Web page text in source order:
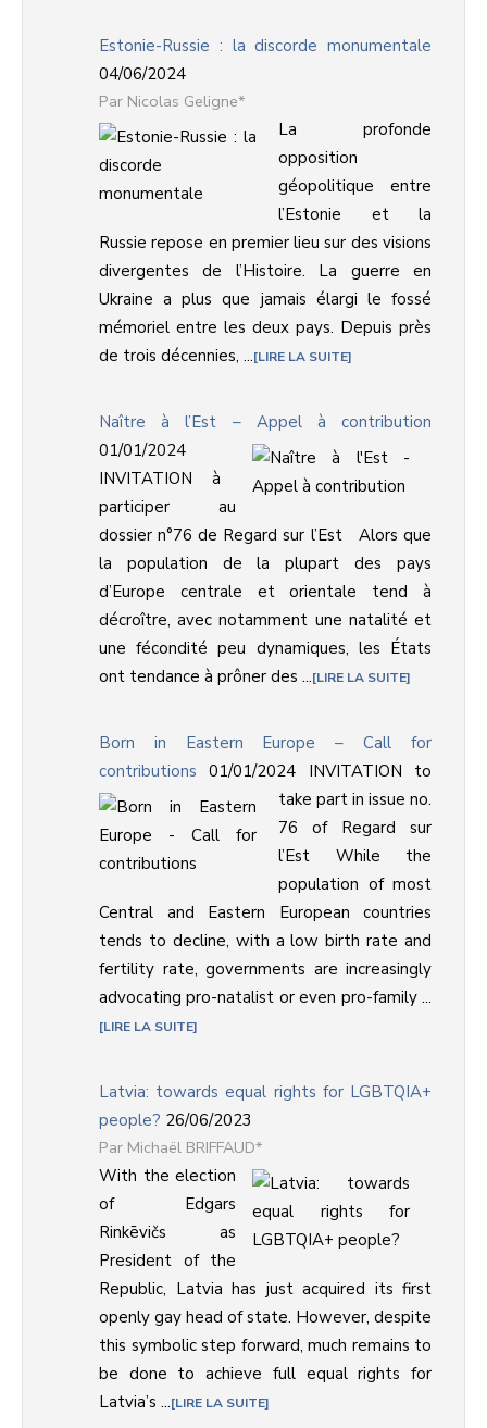
Estonie-Russie : la discorde monumentale
04/06/2024
Nicolas Geligne*
La profonde
opposition
géopolitique entre
l’Estonie et la
Russie repose en premier lieu sur des visions
divergentes de l’Histoire. La guerre en
Ukraine a plus que jamais élargi le fossé
mémoriel entre les deux pays. Depuis près
de trois décennies, ... LIRE LA SUITE
Naître à l’Est – Appel à contribution
01/01/2024
INVITATION à
participer au
dossier n°76 de Regard sur l’Est Alors que
la population de la plupart des pays
d’Europe centrale et orientale tend à
décroître, avec notamment une natalité et
une fécondité peu dynamiques, les États
ont tendance à prôner des ... LIRE LA SUITE
Born in Eastern Europe – Call for
contributions 01/01/2024 INVITATION to
take part in issue no.
76 of Regard sur
l’Est While the
population of most
Central and Eastern European countries
tends to decline, with a low birth rate and
fertility rate, governments are increasingly
advocating pro-natalist or even pro-family ...
LIRE LA SUITE
Latvia: towards equal rights for LGBTQIA+
people? 26/06/2023
Michaël BRIFFAUD*
With the election
of Edgars
Rinkēvičs as
President of the
Republic, Latvia has just acquired its first
openly gay head of state. However, despite
this symbolic step forward, much remains to
be done to achieve full equal rights for
Latvia’s ... LIRE LA SUITE